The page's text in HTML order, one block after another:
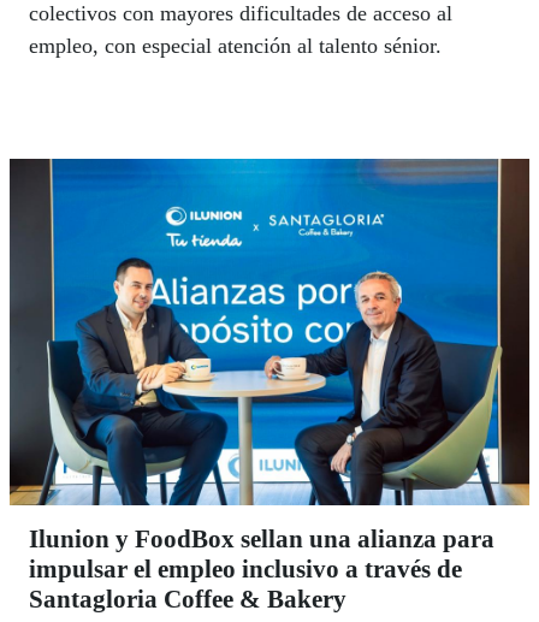
colectivos con mayores dificultades de acceso al
empleo, con especial atención al talento sénior.
Ilunion y FoodBox sellan una alianza para
impulsar el empleo inclusivo a través de
Santagloria Coffee & Bakery